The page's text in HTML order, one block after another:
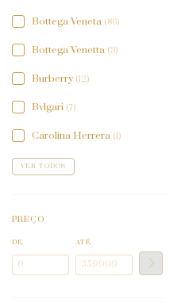
Bottega Veneta (86)
Bottega Venetta (3)
Burberry (12)
Bvlgari (7)
Carolina Herrera (1)
VER TODOS
PREÇO
DE ATÉ